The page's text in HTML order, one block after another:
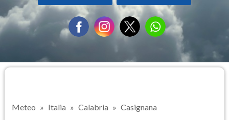
Meteo Italia Calabria Casignana